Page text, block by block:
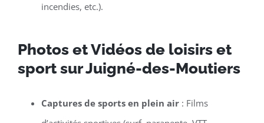
incendies, etc.).
Photos et Vidéos de loisirs et
sport sur Juigné-des-Moutiers
Captures de sports en plein air: Films